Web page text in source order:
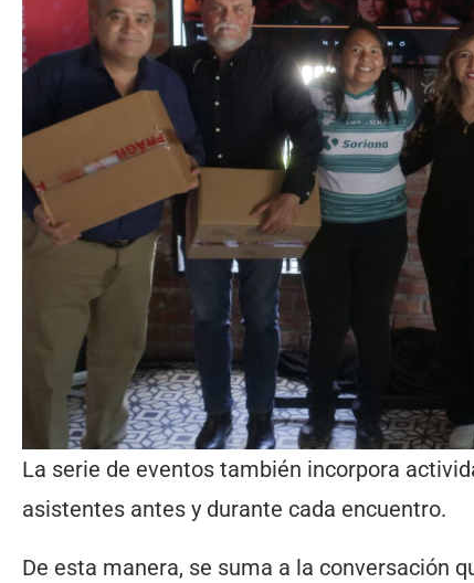
La serie de eventos también incorpora
asistentes antes y durante cada encuentro.
De esta manera, se suma a la conversación